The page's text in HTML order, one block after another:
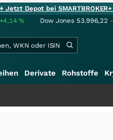
Jetzt Depot bei
+4,14% Dow Jones 53.996,22
Derivate Rohstoffe